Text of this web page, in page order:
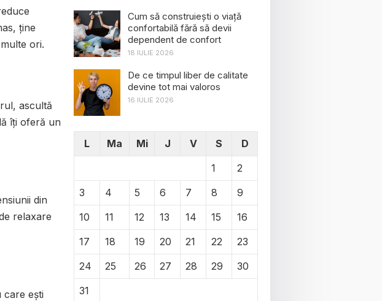
ține
ori.
ascultă
îți oferă un
din
relaxare
ești
Cum să construiești o viață
confortabilă fără să devii
dependent de confort
18 IULIE 2026
De ce timpul liber de calitate
devine tot mai valoros
16 IULIE 2026
L Ma Mi J V S
D
1
2
3
4 5 6 7 8
9
10
11 12 13 14 15
16
17
18 19 20 21 22
23
24
25 26 27 28 29
30
31